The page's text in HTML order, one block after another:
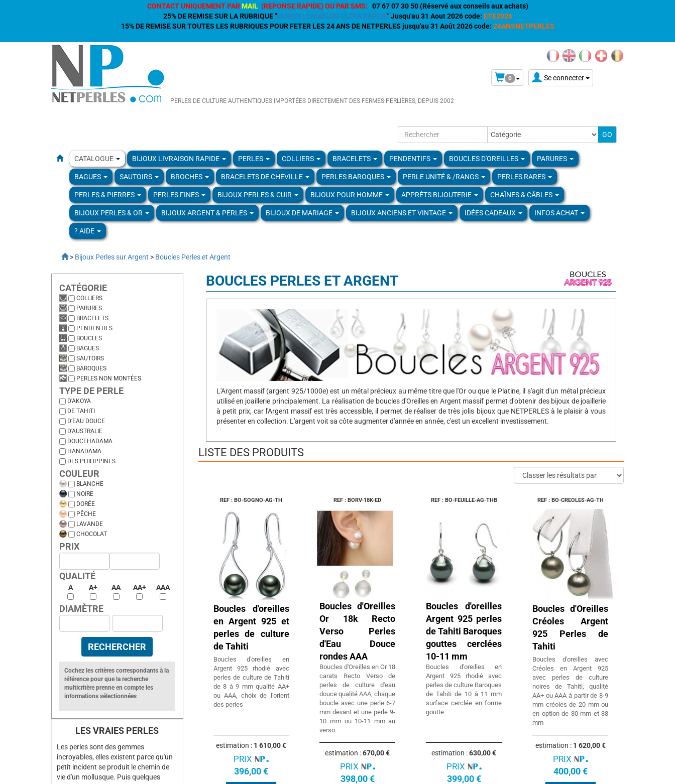
CONTACT UNIQUEMENT PAR MAIL (REPONSE RAPIDE) OU PAR SMS: : 07 67 07 30 50 (Réservé aux conseils aux achats)
25% DE REMISE SUR LA RUBRIQUE "BIJOUX LIVRAISON ULTRA RAPIDE" Jusqu'au 31 Aout 2026 code: ETE2026
15% DE REMISE SUR TOUTES LES RUBRIQUES POUR FETER LES 24 ANS DE NETPERLES jusqu'au 31 Août 2026 code: 24ANSNETPERLES
PERLES DE CULTURE AUTHENTIQUES IMPORTÉES DIRECTEMENT DES FERMES PERLIÈRES, DEPUIS 2002
Se connecter
0
CATALOGUE BIJOUX LIVRAISON RAPIDE PERLES COLLIERS BRACELETS PENDENTIFS BOUCLES D'OREILLES PARURES
BAGUES SAUTOIRS BROCHES BRACELETS DE CHEVILLE PERLES BAROQUES PERLE UNITÉ & /RANGS PERLES RARES
PERLES & PIERRES PERLES FINES BIJOUX PERLES & CUIR BIJOUX POUR HOMME APPRÈTS BIJOUTERIE CHAÎNES & CÂBLES
BIJOUX PERLES & OR BIJOUX ARGENT & PERLES BIJOUX DE MARIAGE BIJOUX ANCIENS ET VINTAGE IDÉES CADEAUX INFOS ACHAT
? AIDE
> Bijoux Perles sur Argent > Boucles Perles et Argent
CATÉGORIE
COLLIERS
PARURES
BRACELETS
PENDENTIFS
BOUCLES
BAGUES
SAUTOIRS
BAROQUES
PERLES NON MONTÉES
TYPE DE PERLE
D'AKOYA
DE TAHITI
D'EAU DOUCE
D'AUSTRALIE
DOUCEHADAMA
HANADAMA
DES PHILIPPINES
COULEUR
BLANCHE
NOIRE
DORÉE
PÊCHE
LAVANDE
CHOCOLAT
PRIX
QUALITÉ
A A+ AA AA+ AAA
DIAMÈTRE
Cochez les critères correspondants à la
référence pour que la recherche
multicritère prenne en compte les
informations sélectionnées
LES VRAIES PERLES
Les perles sont des gemmes
incroyables, elles existent parce qu'un
petit incident se produit le chemin de
vie d'un mollusque. Puis quelques
BOUCLES PERLES ET ARGENT
L'Argent massif (argent 925/1000e) est un métal précieux au même titre que l'Or ou que le Platine, il s'agit d'un métal précieux
utilisé en joaillerie principalement. La réalisation de boucles d'Oreilles en Argent massif permet d'obtenir des bijoux de joaillerie
à petit prix, car l'Argent massif est très accessible, il permet de réaliser de très jolis bijoux que NETPERLES à le plaisir à vous
présenter en collection. L'argent voit sa côte augmenter d'année en année, c'est un excellent investissement.
LISTE DES PRODUITS
REF : BO-SOGNO-AG-TH
Boucles d'oreilles
en Argent 925 et
perles de culture
de Tahiti
Boucles d'oreilles en
Argent 925 rhodié avec
perles de culture de Tahiti
de 8 à 9 mm qualité AA+
ou AAA, choix de l'orient
des perles
estimation : 1 610,00 €
PRIX
396,00 €
REF : BORV-18K-ED
Boucles d'Oreilles
Or 18k Recto
Verso Perles
d'Eau Douce
rondes AAA
Boucles d'Oreilles en Or 18
carats Recto Verso de
perles de culture d'eau
douce qualité AAA, chaque
boucle avec une perle 6-7
mm devant et une perle 9-
10 mm ou 10-11 mm au
verso.
estimation :670,00 €
PRIX
398,00 €
REF : BO-FEUILLE-AG-THB
Boucles d'oreilles
Argent 925 perles
de Tahiti Baroques
gouttes cerclées
10-11 mm
Boucles d'oreilles en
Argent 925 rhodié avec
perles de culture Baroques
de Tahiti de 10 à 11 mm
surface cerclée en forme
goutte
estimation :630,00 €
PRIX
399,00 €
REF : BO-CREOLES-AG-TH
Boucles d'Oreilles
Créoles Argent
925 Perles de
Tahiti
Boucles d'oreilles avec
Créoles en Argent 925
avec perles de culture
noires de Tahiti, qualité
AA+ ou AAA à partir de 8-9
mm créoles de 20 mm ou
en option de 30 mm et 38
mm
estimation : 1 620,00 €
PRIX
400,00 €